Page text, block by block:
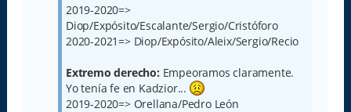
2019-2020=>
Diop/Expósito/Escalante/Sergio/Cristóforo
2020-2021=> Diop/Expósito/Aleix/Sergio/Recio
Extremo derecho: Empeoramos claramente.
Yo tenía fe en Kadzior...
2019-2020=> Orellana/Pedro León